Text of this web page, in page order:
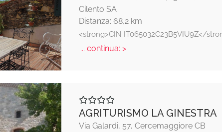
Cilento SA
Distanza: 68,2 km
<strong>CIN IT065032C23B5VIU9Z</
... continua: >
AGRITURISMO LA GINESTRA
Via Galardi, 57, Cercemaggiore CB